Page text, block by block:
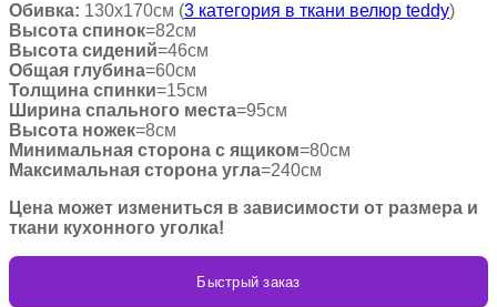
Обивка: 130х170см (3 категория в ткани велюр teddy)
Высота спинок=82см
Высота сидений=46см
Общая глубина=60см
Толщина спинки=15см
Ширина спального места=95см
Высота ножек=8см
Минимальная сторона с ящиком=80см
Максимальная сторона угла=240см
Цена может измениться в зависимости от размера и
ткани кухонного уголка!
Быстрый заказ